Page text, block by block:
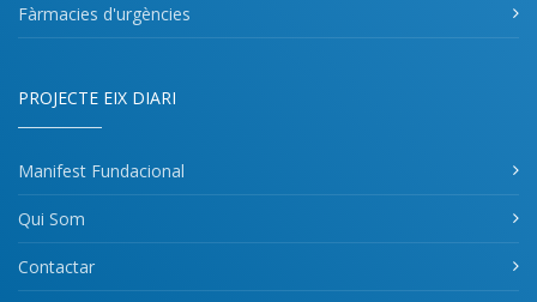
Fàrmacies d'urgències
PROJECTE EIX DIARI
Manifest Fundacional
Qui Som
Contactar